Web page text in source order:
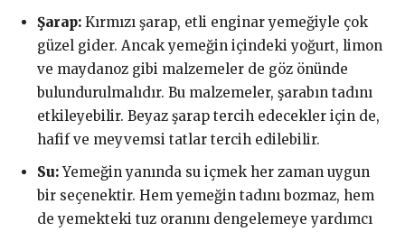
Şarap: Kırmızı şarap, etli enginar yemeğiyle çok
güzel gider. Ancak yemeğin içindeki yoğurt, limon
ve maydanoz gibi malzemeler de göz önünde
bulundurulmalıdır. Bu malzemeler, şarabın tadını
etkileyebilir. Beyaz şarap tercih edecekler için de,
hafif ve meyvemsi tatlar tercih edilebilir.
Su:Yemeğin yanında su içmek her zaman uygun
bir seçenektir. Hem yemeğin tadını bozmaz, hem
de yemekteki tuz oranını dengelemeye yardımcı